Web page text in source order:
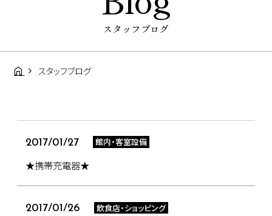
スタッフブログ
スタッフブログ
2017/01/27 館内・客室設備
★携帯充電器★
2017/01/26 飲食店・ショッピング